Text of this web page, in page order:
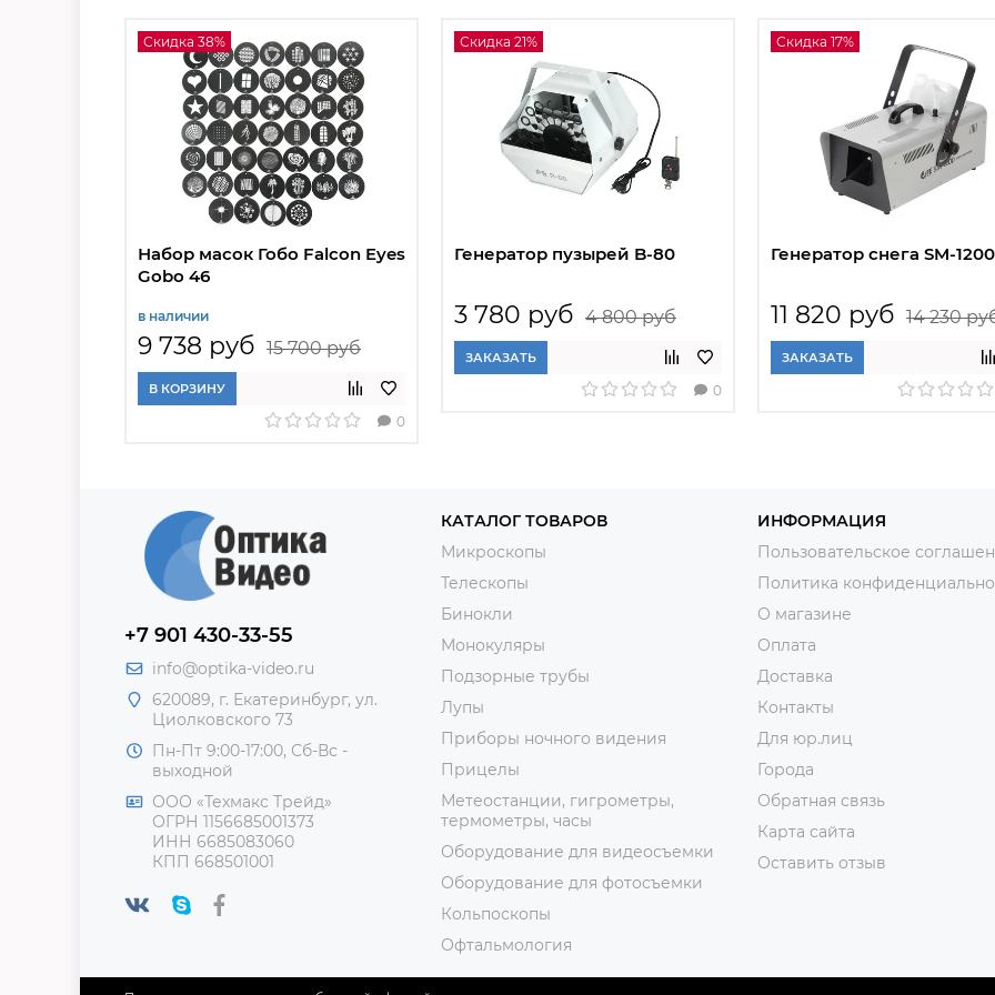
Скидка 38%
Набор масок Гобо Falcon Eyes
Gobo 46
в наличии
9 738 руб 15 700 руб
В КОРЗИНУ
0
Скидка 21%
Генератор пузырей B-80
3 780 руб 4 800 руб
ЗАКАЗАТЬ
0
Скидка 17%
Генератор снега SM-1200
11 820 руб 14 230
ЗАКАЗАТЬ
+7 901 430-33-55
info@optika-video.ru
620089, г. Екатеринбург, ул.
Циолковского 73
Пн-Пт 9:00-17:00, Сб-Вс -
выходной
ООО «Техмакс Трейд»
ОГРН 1156685001373
ИНН 6685083060
КПП 668501001
КАТАЛОГ ТОВАРОВ
Микроскопы
Телескопы
Бинокли
Монокуляры
Подзорные трубы
Лупы
Приборы ночного видения
Прицелы
Метеостанции, гигрометры,
термометры, часы
Оборудование для видеосъемки
Оборудование для фотосъемки
Кольпоскопы
Офтальмология
ИНФОРМАЦИЯ
Пользовательское
Политика
О магазине
Оплата
Доставка
Контакты
Для юр.лиц
Города
Обратная связь
Карта сайта
Оставить отзыв